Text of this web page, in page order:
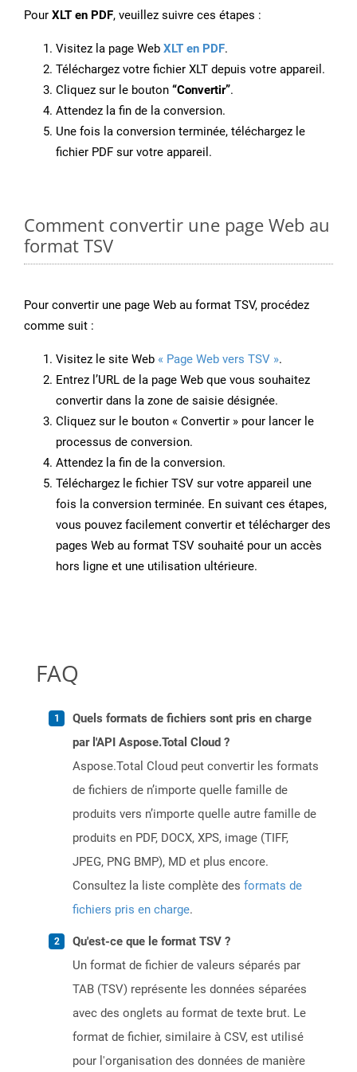
Pour XLT en PDF, veuillez suivre ces étapes :
Visitez la page Web XLT en PDF.
Téléchargez votre fichier XLT depuis votre appareil.
Cliquez sur le bouton “Convertir”.
Attendez la fin de la conversion.
Une fois la conversion terminée, téléchargez le
fichier PDF sur votre appareil.
Comment convertir une page Web au
format TSV
Pour convertir une page Web au format TSV, procédez
comme suit :
Visitez le site Web « Page Web vers TSV ».
Entrez l’URL de la page Web que vous souhaitez
convertir dans la zone de saisie désignée.
Cliquez sur le bouton « Convertir » pour lancer le
processus de conversion.
Attendez la fin de la conversion.
Téléchargez le fichier TSV sur votre appareil une
fois la conversion terminée. En suivant ces étapes,
vous pouvez facilement convertir et télécharger des
pages Web au format TSV souhaité pour un accès
hors ligne et une utilisation ultérieure.
FAQ
Quels formats de fichiers sont pris en charge
par l'API Aspose.Total Cloud ?
Aspose.Total Cloud peut convertir les formats
de fichiers de n’importe quelle famille de
produits vers n’importe quelle autre famille de
produits en PDF, DOCX, XPS, image (TIFF,
JPEG, PNG BMP), MD et plus encore.
Consultez la liste complète des formats de
fichiers pris en charge.
Qu'est-ce que le format TSV ?
Un format de fichier de valeurs séparés par
TAB (TSV) représente les données séparées
avec des onglets au format de texte brut. Le
format de fichier, similaire à CSV, est utilisé
pour l'organisation des données de manière